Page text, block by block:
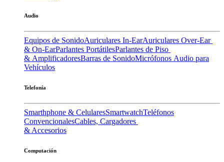
Audio
Equipos de SonidoAuriculares In-EarAuriculares Over-Ear
& On-EarParlantes PortátilesParlantes de Piso
& AmplificadoresBarras de SonidoMicrófonos Audio para
Vehículos
Telefonía
Smarthphone & CelularesSmartwatchTeléfonos
ConvencionalesCables, Cargadores
& Accesorios
Computación